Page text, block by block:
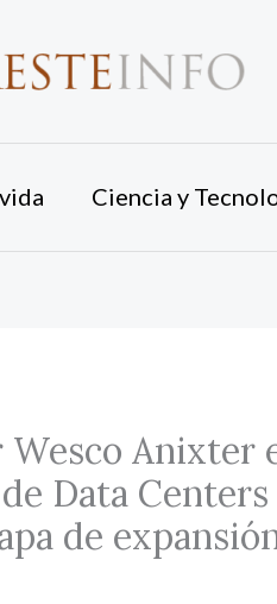
Ciencia y
Anixter
Data
de